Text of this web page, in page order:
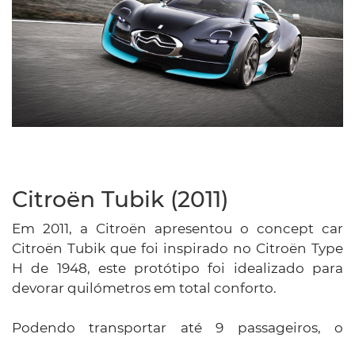
Citroën Tubik (2011)
Em 2011, a Citroën apresentou o concept car
Citroën Tubik que foi inspirado no Citroën Type
H de 1948, este protótipo foi idealizado para
devorar quilómetros em total conforto.
Podendo transportar até 9 passageiros, o